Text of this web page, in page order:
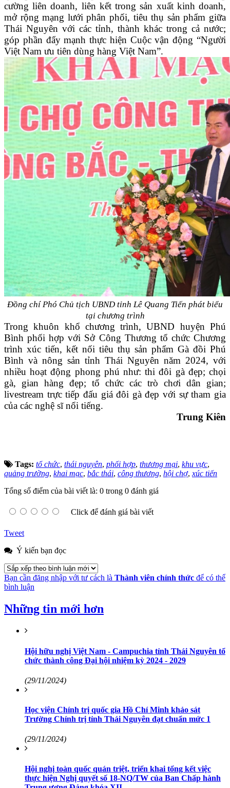
cường liên doanh, liên kết trong sản xuất kinh doanh,
mở rộng mạng lưới phân phối, tiêu thụ sản phẩm giữa
Thái Nguyên với các tỉnh, thành khác trong cả nước;
góp phần đẩy mạnh thực hiện Cuộc vận động “Người
Việt Nam ưu tiên dùng hàng Việt Nam”.
Đồng chí Phó Chủ tịch UBND tỉnh Lê Quang Tiến phát biểu
tại chương trình
Trong khuôn khổ chương trình, UBND huyện Phú
Bình phối hợp với Sở Công Thương tổ chức Chương
trình xúc tiến, kết nối tiêu thụ sản phẩm Gà đồi Phú
Bình và nông sản tỉnh Thái Nguyên năm 2024, với
nhiều hoạt động phong phú như: thi đôi gà đẹp; chọi
gà, gian hàng đẹp; tổ chức các trò chơi dân gian;
livestream trực tiếp đấu giá đôi gà đẹp với sự tham gia
của các nghệ sĩ nổi tiếng.
Trung Kiên
Tags: tổ chức, thái nguyên, phối hợp, thương mại, khu vực,
quảng trường, khai mạc, bắc thái, công thương, hội chợ,xúc tiến
Tổng số điểm của bài viết là: 0 trong 0 đánh giá
Click để đánh giá bài viết
Tweet
Ý kiến bạn đọc
Bạn cần đăng nhập với tư cách là Thành viên chính thức để có thể
bình luận
Những tin mới hơn
Hội hữu nghị Việt Nam - Campuchia tỉnh Thái Nguyên tổ
chức thành công Đại hội nhiệm kỳ 2024 - 2029
(29/11/2024)
Học viện Chính trị quốc gia Hồ Chí Minh khảo sát
Trường Chính trị tỉnh Thái Nguyên đạt chuẩn mức 1
(29/11/2024)
Hội nghị toàn quốc quán triệt, triển khai tổng kết việc
thực hiện Nghị quyết số 18-NQ/TW của Ban Chấp hành